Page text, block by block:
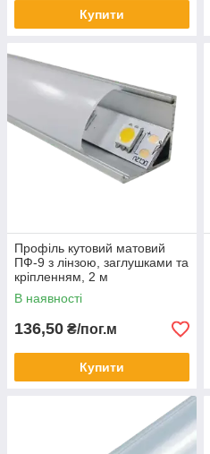
Купити
Профіль кутовий матовий
ПФ-9 з лінзою, заглушками та
кріпленням, 2 м
В наявності
136,50 ₴/пог.м
Купити